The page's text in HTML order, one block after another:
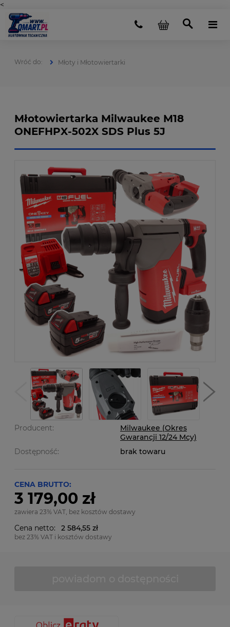
<
Młoty i Młotowiertarki
Młotowiertarka Milwaukee M18
ONEFHPX-502X SDS Plus 5J
Producent:
Milwaukee (Okres
Gwarancji 12/24 Mcy)
Dostępność:
brak towaru
CENA BRUTTO:
3 179,00 zł
zawiera 23% VAT, bez kosztów dostawy
Cena netto: 2 584,55 zł
bez 23% VAT i kosztów dostawy